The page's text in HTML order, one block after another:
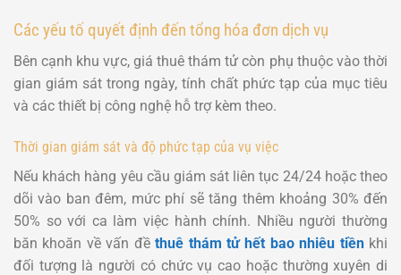
Các yếu tố quyết định đến tổng hóa đơn dịch vụ
Bên cạnh khu vực, giá thuê thám tử còn phụ thuộc vào thời
gian giám sát trong ngày, tính chất phức tạp của mục tiêu
và các thiết bị công nghệ hỗ trợ kèm theo.
Thời gian giám sát và độ phức tạp của vụ việc
Nếu khách hàng yêu cầu giám sát liên tục 24/24 hoặc theo
dõi vào ban đêm, mức phí sẽ tăng thêm khoảng 30% đến
50% so với ca làm việc hành chính. Nhiều người thường
băn khoăn về vấn đềthuê thám tử hết bao nhiêu tiềnkhi
đối tượng là người có chức vụ cao hoặc thường xuyên di